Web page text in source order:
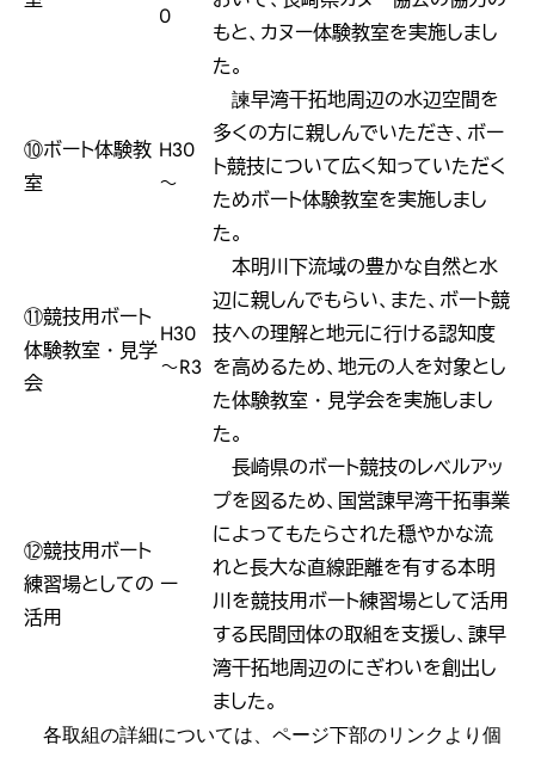
0
もと、カヌー体験教室を実施しまし
た。
⑩ボート体験教
室
H30
～
諫早湾干拓地周辺の水辺空間を
多くの方に親しんでいただき、ボー
ト競技について広く知っていただく
ためボート体験教室を実施しまし
た。
⑪競技用ボート
体験教室・見学
会
H30
～R3
本明川下流域の豊かな自然と水
辺に親しんでもらい、また、ボート競
技への理解と地元に行ける認知度
を高めるため、地元の人を対象とし
た体験教室・見学会を実施しまし
た。
⑫競技用ボート
練習場としての
活用
ー
長崎県のボート競技のレベルアッ
プを図るため、国営諌早湾干拓事業
によってもたらされた穏やかな流
れと長大な直線距離を有する本明
川を競技用ボート練習場として活用
する民間団体の取組を支援し、諌早
湾干拓地周辺のにぎわいを創出し
ました。
各取組の詳細については、ページ下部のリンクより個